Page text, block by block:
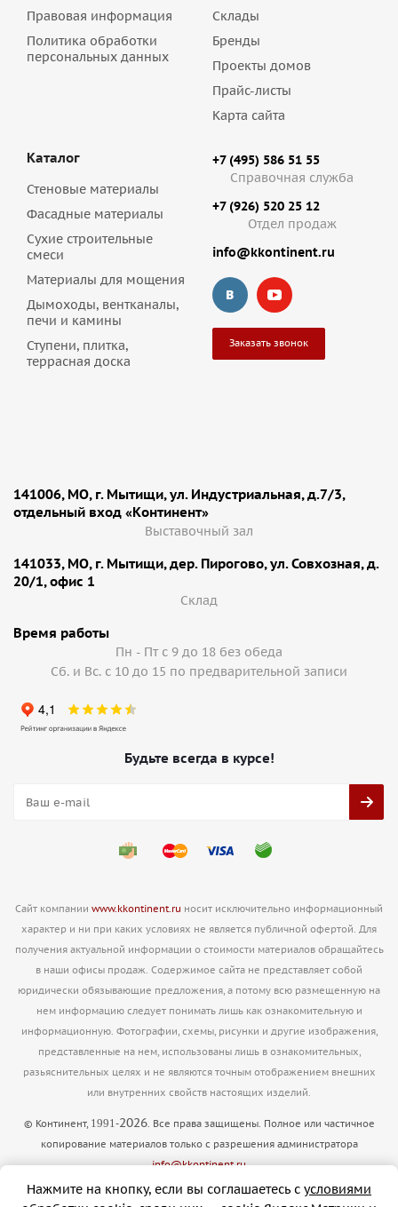
Правовая информация
Политика обработки
персональных данных
Склады
Бренды
Проекты домов
Прайс-листы
Карта сайта
Каталог
Стеновые материалы
Фасадные материалы
Сухие строительные
смеси
Материалы для мощения
Дымоходы, вентканалы,
печи и камины
Ступени, плитка,
террасная доска
+7 (495) 586 51 55
Справочная служба
+7 (926) 520 25 12
Отдел продаж
info@kkontinent.ru
Заказать звонок
141006, МО, г. Мытищи, ул. Индустриальная, д.7/3,
отдельный вход «Континент»
Выставочный зал
141033, МО, г. Мытищи, дер. Пирогово, ул. Совхозная, д.
20/1, офис 1
Cклад
Время работы
Пн - Пт с 9 до 18 без обеда
Сб. и Вс. с 10 до 15 по предварительной записи
Будьте всегда в курсе!
Сайт компании www.kkontinent.ru носит исключительно информационный
характер и ни при каких условиях не является публичной офертой. Для
получения актуальной информации о стоимости материалов обращайтесь
в наши офисы продаж. Содержимое сайта не представляет собой
юридически обязывающие предложения, а потому всю размещенную на
нем информацию следует понимать лишь как ознакомительную и
информационную. Фотографии, схемы, рисунки и другие изображения,
представленные на нем, использованы лишь в ознакомительных,
разьяснительных целях и не являются точным отображением внешних
или внутренних свойств настоящих изделий.
© Континент, 1991-2026. Все права защищены. Полное или частичное
копирование материалов только с разрешения администратора
info@kkontinent.ru
Версия для печати
Нажмите на кнопку, если вы соглашаетесь с условиями